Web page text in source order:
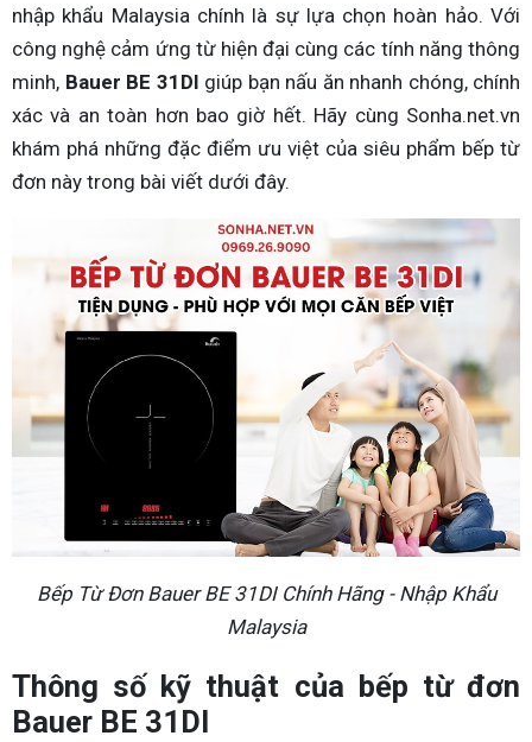
nhập khẩu Malaysia chính là sự lựa chọn hoàn hảo. Với
công nghệ cảm ứng từ hiện đại cùng các tính năng thông
minh, Bauer BE 31DI giúp bạn nấu ăn nhanh chóng, chính
xác và an toàn hơn bao giờ hết. Hãy cùng Sonha.net.vn
khám phá những đặc điểm ưu việt của siêu phẩm bếp từ
đơn này trong bài viết dưới đây.
Bếp Từ Đơn Bauer BE 31DI Chính Hãng - Nhập Khẩu
Malaysia
Thông số kỹ thuật của bếp từ đơn
Bauer BE 31DI